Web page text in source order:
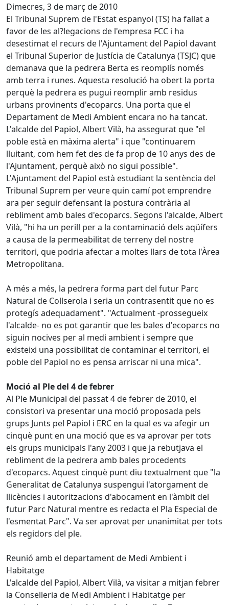
Dimecres, 3 de març de 2010
El Tribunal Suprem de l'Estat espanyol (TS) ha fallat a
favor de les al?legacions de l'empresa FCC i ha
desestimat el recurs de l'Ajuntament del Papiol davant
el Tribunal Superior de Justícia de Catalunya (TSJC) que
demanava que la pedrera Berta es reomplís només
amb terra i runes. Aquesta resolució ha obert la porta
perquè la pedrera es pugui reomplir amb residus
urbans provinents d'ecoparcs. Una porta que el
Departament de Medi Ambient encara no ha tancat.
L'alcalde del Papiol, Albert Vilà, ha assegurat que "el
poble està en màxima alerta" i que "continuarem
lluitant, com hem fet des de fa prop de 10 anys des de
l'Ajuntament, perquè això no sigui possible".
L'Ajuntament del Papiol està estudiant la sentència del
Tribunal Suprem per veure quin camí pot emprendre
ara per seguir defensant la postura contrària al
rebliment amb bales d'ecoparcs. Segons l'alcalde, Albert
Vilà, "hi ha un perill per a la contaminació dels aqüífers
a causa de la permeabilitat de terreny del nostre
territori, que podria afectar a moltes llars de tota l'Àrea
Metropolitana.
A més a més, la pedrera forma part del futur Parc
Natural de Collserola i seria un contrasentit que no es
protegís adequadament". "Actualment -prossegueix
l'alcalde- no es pot garantir que les bales d'ecoparcs no
siguin nocives per al medi ambient i sempre que
existeixi una possibilitat de contaminar el territori, el
poble del Papiol no es pensa arriscar ni una mica".
Moció al Ple del 4 de febrer
Al Ple Municipal del passat 4 de febrer de 2010, el
consistori va presentar una moció proposada pels
grups Junts pel Papiol i ERC en la qual es va afegir un
cinquè punt en una moció que es va aprovar per tots
els grups municipals l'any 2003 i que ja rebutjava el
rebliment de la pedrera amb bales procedents
d'ecoparcs. Aquest cinquè punt diu textualment que "la
Generalitat de Catalunya suspengui l'atorgament de
llicències i autoritzacions d'abocament en l'àmbit del
futur Parc Natural mentre es redacta el Pla Especial de
l'esmentat Parc". Va ser aprovat per unanimitat per tots
els regidors del ple.
Reunió amb el departament de Medi Ambient i
Habitatge
L'alcalde del Papiol, Albert Vilà, va visitar a mitjan febrer
la Conselleria de Medi Ambient i Habitatge per